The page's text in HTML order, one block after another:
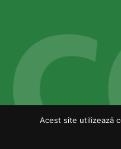
Acest site utilizează